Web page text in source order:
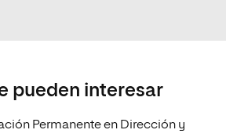
pueden interesar
Permanente en Dirección y